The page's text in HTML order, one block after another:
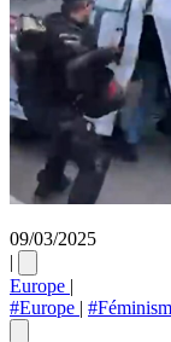
09/03/2025
|
Europe |
#Europe |